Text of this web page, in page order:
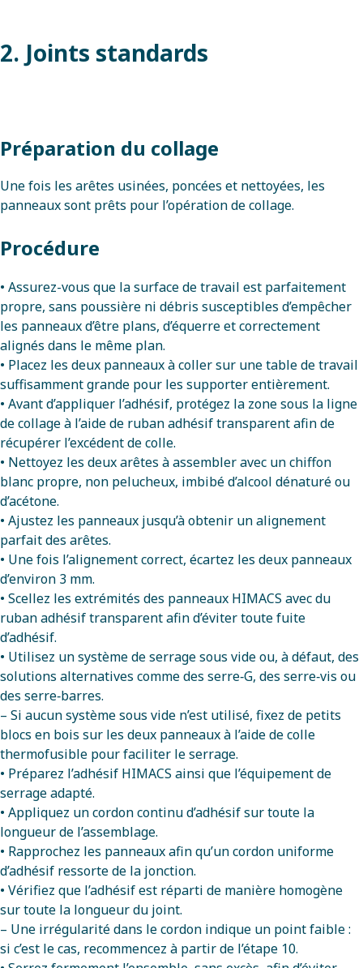
2. Joints standards
Préparation du collage
Une fois les arêtes usinées, poncées et nettoyées, les
panneaux sont prêts pour l’opération de collage.
Procédure
• Assurez-vous que la surface de travail est parfaitement
propre, sans poussière ni débris susceptibles d’empêcher
les panneaux d’être plans, d’équerre et correctement
alignés dans le même plan.
• Placez les deux panneaux à coller sur une table de travail
suffisamment grande pour les supporter entièrement.
• Avant d’appliquer l’adhésif, protégez la zone sous la ligne
de collage à l’aide de ruban adhésif transparent afin de
récupérer l’excédent de colle.
• Nettoyez les deux arêtes à assembler avec un chiffon
blanc propre, non pelucheux, imbibé d’alcool dénaturé ou
d’acétone.
• Ajustez les panneaux jusqu’à obtenir un alignement
parfait des arêtes.
• Une fois l’alignement correct, écartez les deux panneaux
d’environ 3 mm.
• Scellez les extrémités des panneaux HIMACS avec du
ruban adhésif transparent afin d’éviter toute fuite
d’adhésif.
• Utilisez un système de serrage sous vide ou, à défaut, des
solutions alternatives comme des serre‑G, des serre‑vis ou
des serre‑barres.
– Si aucun système sous vide n’est utilisé, fixez de petits
blocs en bois sur les deux panneaux à l’aide de colle
thermofusible pour faciliter le serrage.
• Préparez l’adhésif HIMACS ainsi que l’équipement de
serrage adapté.
• Appliquez un cordon continu d’adhésif sur toute la
longueur de l’assemblage.
• Rapprochez les panneaux afin qu’un cordon uniforme
d’adhésif ressorte de la jonction.
• Vérifiez que l’adhésif est réparti de manière homogène
sur toute la longueur du joint.
– Une irrégularité dans le cordon indique un point faible :
si c’est le cas, recommencez à partir de l’étape 10.